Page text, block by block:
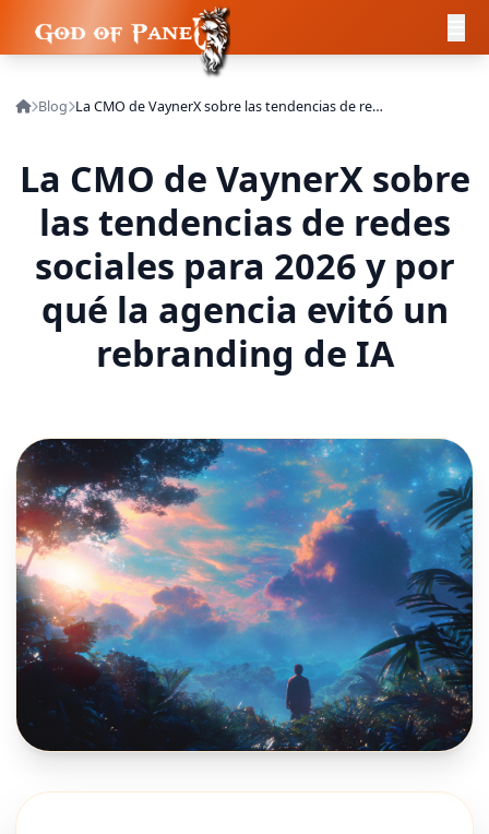
Blog La CMO de VaynerX sobre las tendencias de redes sociales para 2026 y por qué la agencia evitó un rebranding de IA
La CMO de VaynerX sobre
las tendencias de redes
sociales para 2026 y por
qué la agencia evitó un
rebranding de IA